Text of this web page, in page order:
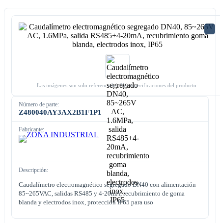
Las imágenes son solo referenciales. Ver especificaciones del producto.
Número de parte:
Z480040AY3AX2B1F1P1
Fabricante:
Descripción:
Caudalímetro electromagnético segregado DN40 con alimentación
85~265VAC, salidas RS485 y 4-20mA, recubrimiento de goma
blanda y electrodos inox, protección IP65 para uso